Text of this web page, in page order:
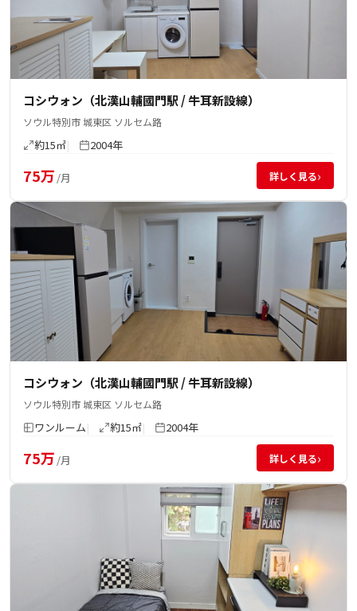
コシウォン（北漢山輔國門駅 / 牛耳新設線）
ソウル特別市 城東区 ソルセム路
約15㎡ 2004年
75万 /月 詳しく見る›
コシウォン（北漢山輔國門駅 / 牛耳新設線）
ソウル特別市 城東区 ソルセム路
ワンルーム 約15㎡ 2004年
75万 /月 詳しく見る›